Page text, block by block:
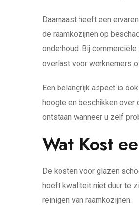
Daarnaast heeft een
de raamkozijnen op
onderhoud. Bij
overlast voor werknemers
Een belangrijk aspect is
hoogte en beschikken over
ontstaan wanneer u zelf
Wat Kost
De kosten voor glazen
hoeft kwaliteit niet duur te
reinigen van raamkozijnen.